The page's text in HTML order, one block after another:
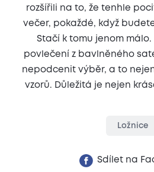
rozšířili na to, že tenhle
večer, pokaždé, když
Stačí k tomu jenom málo.
povlečení z bavlněného
nepodcenit výběr, a to
vzorů. Důležitá je nejen
Ložnice
Sdílet na